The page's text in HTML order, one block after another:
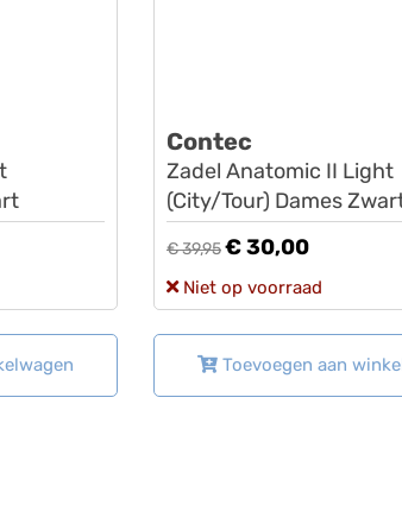
Contec
Zadel Anatomic II Light
(City/Tour) Dames
€ 39,95€ 30,00
Niet op voorraad
Toevoegen aan